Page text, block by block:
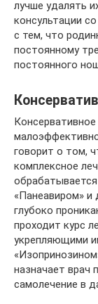
лучше удалять
консультации
с тем, что
постоянному
постоянного
говорит о том,
комплексное
«Панеавиром» и
глубоко
проходит курс
укрепляющими
назначает врач
самолечение в